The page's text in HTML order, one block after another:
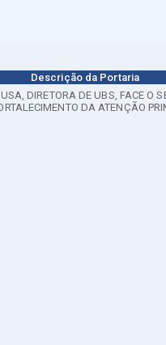
Descrição da Portaria
DIRETORA DE UBS, FACE O
DA ATENÇÃO